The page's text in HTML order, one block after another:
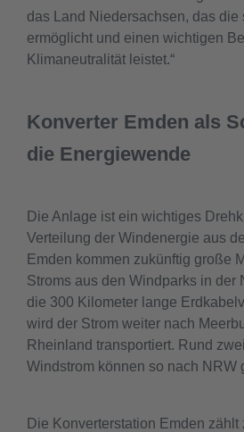
das Land Niedersachsen, das die
ermöglicht und einen wichtigen
Klimaneutralität leistet.“
Konverter Emden als
die Energiewende
Die Anlage ist ein wichtiges
Verteilung der Windenergie aus
Emden kommen zukünftig große
Stroms aus den Windparks in der
die 300 Kilometer lange
wird der Strom weiter nach
Rheinland transportiert. Rund
Windstrom können so nach NRW
Die Konverterstation Emden zählt